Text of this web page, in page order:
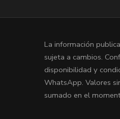
La información
sujeta a cambios.
disponibilidad y
WhatsApp. Valores
sumado en el